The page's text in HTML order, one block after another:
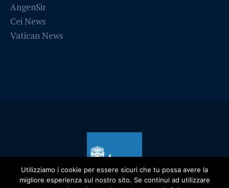
AngenSir
Cei News
Vatican News
Utilizziamo i cookie per essere sicuri che tu possa avere la
migliore esperienza sul nostro sito. Se continui ad utilizzare